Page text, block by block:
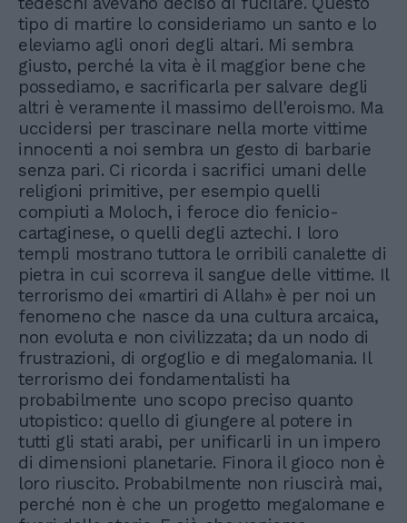
tipo di martire lo consideriamo un santo e lo
eleviamo agli onori degli altari. Mi sembra
giusto, perché la vita è il maggior bene che
possediamo, e sacrificarla per salvare degli
altri è veramente il massimo dell'eroismo. Ma
uccidersi per trascinare nella morte vittime
innocenti a noi sembra un gesto di barbarie
senza pari. Ci ricorda i sacrifici umani delle
religioni primitive, per esempio quelli
compiuti a Moloch, i feroce dio fenicio-
cartaginese, o quelli degli aztechi. I loro
templi mostrano tuttora le orribili canalette di
pietra in cui scorreva il sangue delle vittime. Il
terrorismo dei «martiri di Allah» è per noi un
fenomeno che nasce da una cultura arcaica,
non evoluta e non civilizzata; da un nodo di
frustrazioni, di orgoglio e di megalomania. Il
terrorismo dei fondamentalisti ha
probabilmente uno scopo preciso quanto
utopistico: quello di giungere al potere in
tutti gli stati arabi, per unificarli in un impero
di dimensioni planetarie. Finora il gioco non è
loro riuscito. Probabilmente non riuscirà mai,
perché non è che un progetto megalomane e